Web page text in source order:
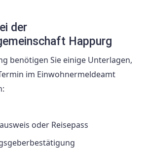
der
Happurg
benötigen Sie einige Unterlagen,
im Einwohnermeldeamt
oder Reisepass